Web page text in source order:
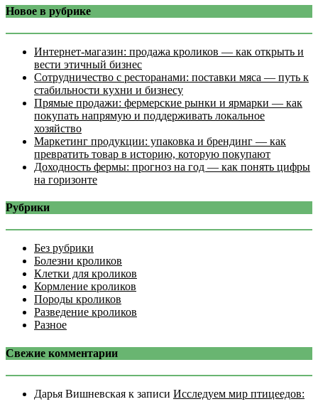
Новое в рубрике
Интернет‑магазин: продажа кроликов — как открыть и
вести этичный бизнес
Сотрудничество с ресторанами: поставки мяса — путь к
стабильности кухни и бизнесу
Прямые продажи: фермерские рынки и ярмарки — как
покупать напрямую и поддерживать локальное
хозяйство
Маркетинг продукции: упаковка и брендинг — как
превратить товар в историю, которую покупают
Доходность фермы: прогноз на год — как понять цифры
на горизонте
Рубрики
Без рубрики
Болезни кроликов
Клетки для кроликов
Кормление кроликов
Породы кроликов
Разведение кроликов
Разное
Свежие комментарии
Дарья Вишневская к записи Исследуем мир птицеедов: